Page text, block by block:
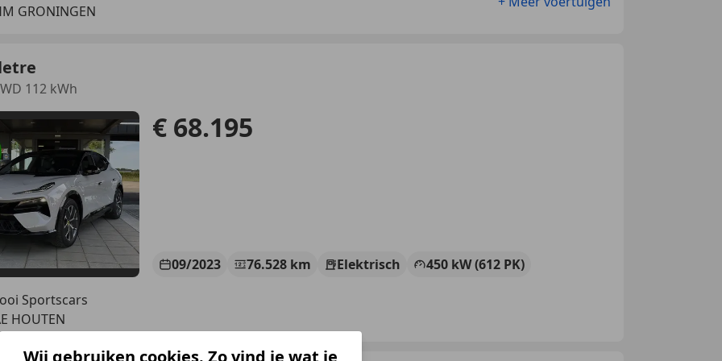
GRONINGEN
112 kWh
€ 68.195
09/2023 76.528 km Elektrisch
450 kW (612 PK)
Sportscars
HOUTEN